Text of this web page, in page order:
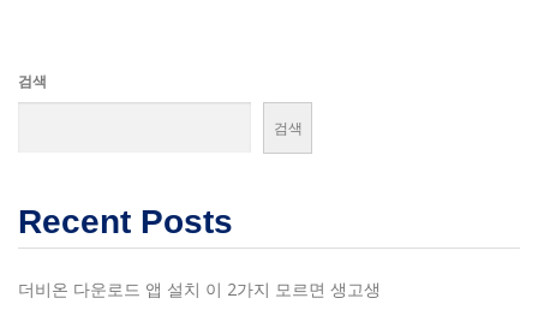
검색
검색
Recent Posts
더비온 다운로드 앱 설치 이 2가지 모르면 생고생